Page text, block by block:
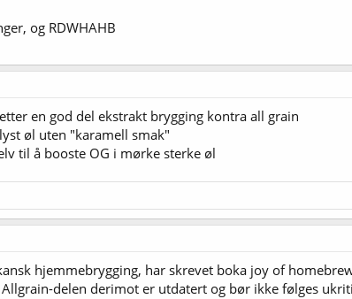
og RDWHAHB
en god del ekstrakt brygging kontra all grain
øl uten "karamell smak"
til å booste OG i mørke sterke øl
hjemmebrygging, har skrevet boka joy of
delen derimot er utdatert og bør ikke følges